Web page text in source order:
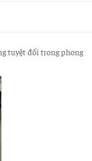
tuyệt đối trong phong